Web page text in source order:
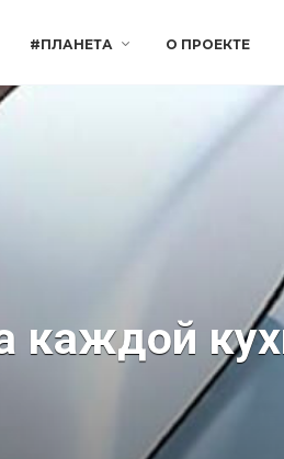
#ПЛАНЕТА О ПРОЕКТЕ
каждой